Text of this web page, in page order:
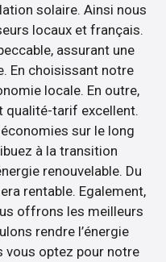
solaire. Ainsi nous
locaux et français.
assurant une
En choisissant notre
locale. En outre,
qualité-tarif excellent.
sur le long
à la transition
renouvelable. Du
rentable. Egalement,
offrons les meilleurs
rendre l’énergie
vous optez pour notre